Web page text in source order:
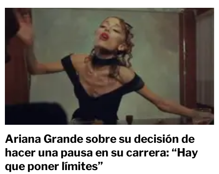
Ariana Grande sobre su decisión de
hacer una pausa en su carrera: “Hay
que poner límites”